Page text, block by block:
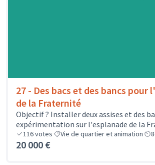
27 - Des bacs et des bancs pour
de la Fraternité
Objectif ? Installer deux assises et des
expérimentation sur l'esplanade de la
116votes Vie de quartier et animation
20 000 €